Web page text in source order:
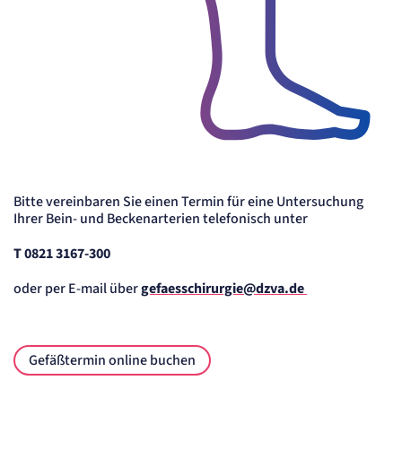
Bitte vereinbaren Sie einen Termin für eine Untersuchung
Ihrer Bein- und Beckenarterien telefonisch unter
T 0821 3167-300
oder per E-mail übergefaesschirurgie@dzva.de
Gefäßtermin online buchen